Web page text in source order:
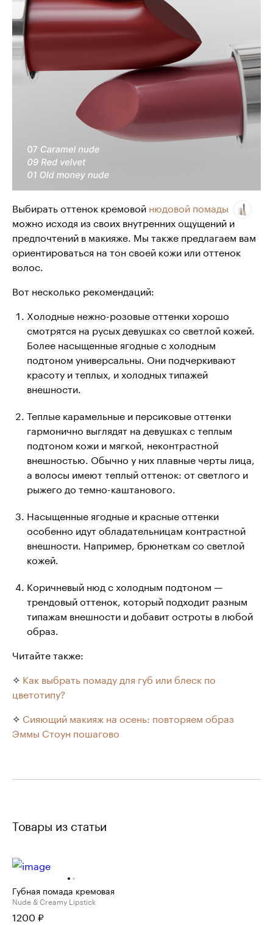
Выбирать оттенок кремовой нюдовой помады
можно исходя из своих внутренних ощущений и
предпочтений в макияже. Мы также предлагаем вам
ориентироваться на тон своей кожи или оттенок
волос.
Вот несколько рекомендаций:
Холодные нежно-розовые оттенки хорошо
смотрятся на русых девушках со светлой кожей.
Более насыщенные ягодные с холодным
подтоном универсальны. Они подчеркивают
красоту и теплых, и холодных типажей
внешности.
Теплые карамельные и персиковые оттенки
гармонично выглядят на девушках с теплым
подтоном кожи и мягкой, неконтрастной
внешностью. Обычно у них плавные черты лица,
а волосы имеют теплый оттенок: от светлого и
рыжего до темно-каштанового.
Насыщенные ягодные и красные оттенки
особенно идут обладательницам контрастной
внешности. Например, брюнеткам со светлой
кожей.
Коричневый нюд с холодным подтоном —
трендовый оттенок, который подходит разным
типажам внешности и добавит остроты в любой
образ.
Читайте также:
✧ Как выбрать помаду для губ или блеск по
цветотипу?
✧ Сияющий макияж на осень: повторяем образ
Эммы Стоун пошагово
Товары из статьи
Губная помада кремовая
Nude & Creamy Lipstick
1200 ₽